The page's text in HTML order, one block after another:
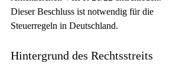
Dieser Beschluss ist notwendig für die
Steuerregeln in Deutschland.
Hintergrund des Rechtsstreits